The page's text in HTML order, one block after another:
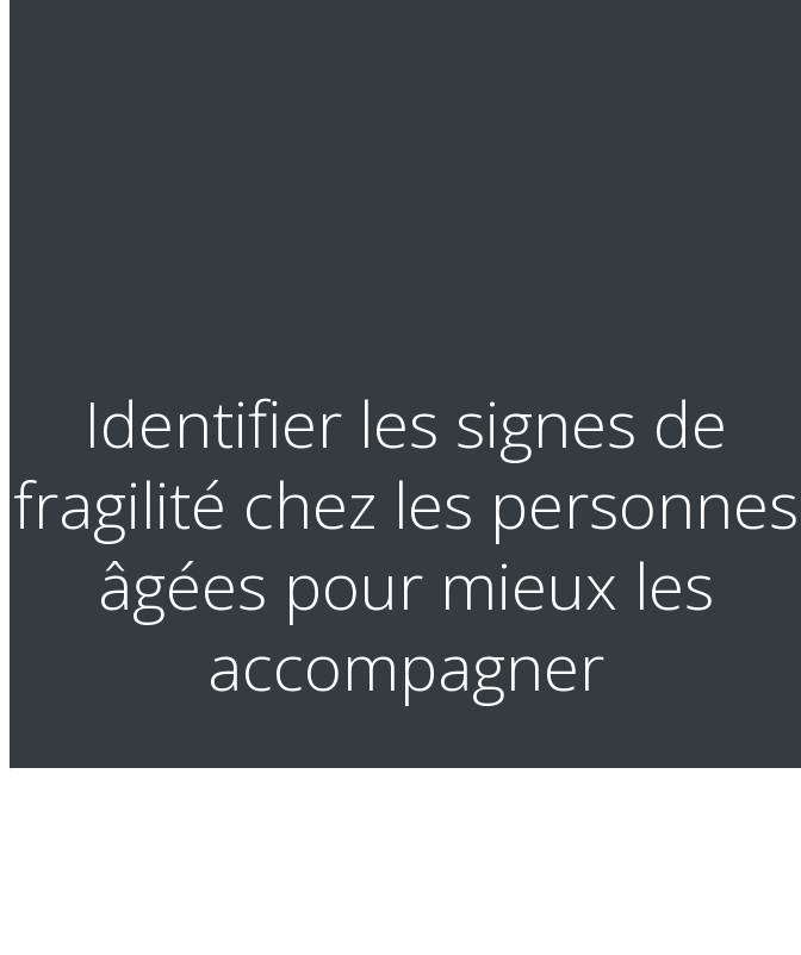
Identifier les signes de
fragilité chez les personnes
âgées pour mieux les
accompagner